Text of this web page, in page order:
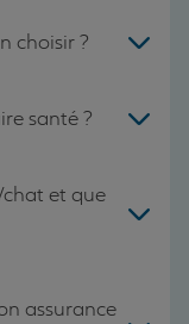
choisir ?
santé ?
et que
assurance